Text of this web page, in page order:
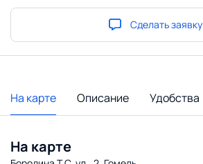
Сделать заявку
На карте Описание Удобства
На карте